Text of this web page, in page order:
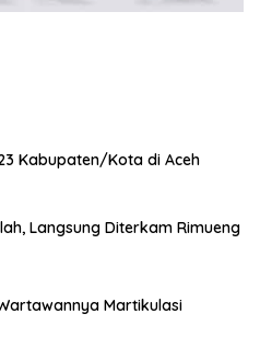
Kabupaten/Kota di Aceh
Langsung Diterkam Rimueng
Martikulasi